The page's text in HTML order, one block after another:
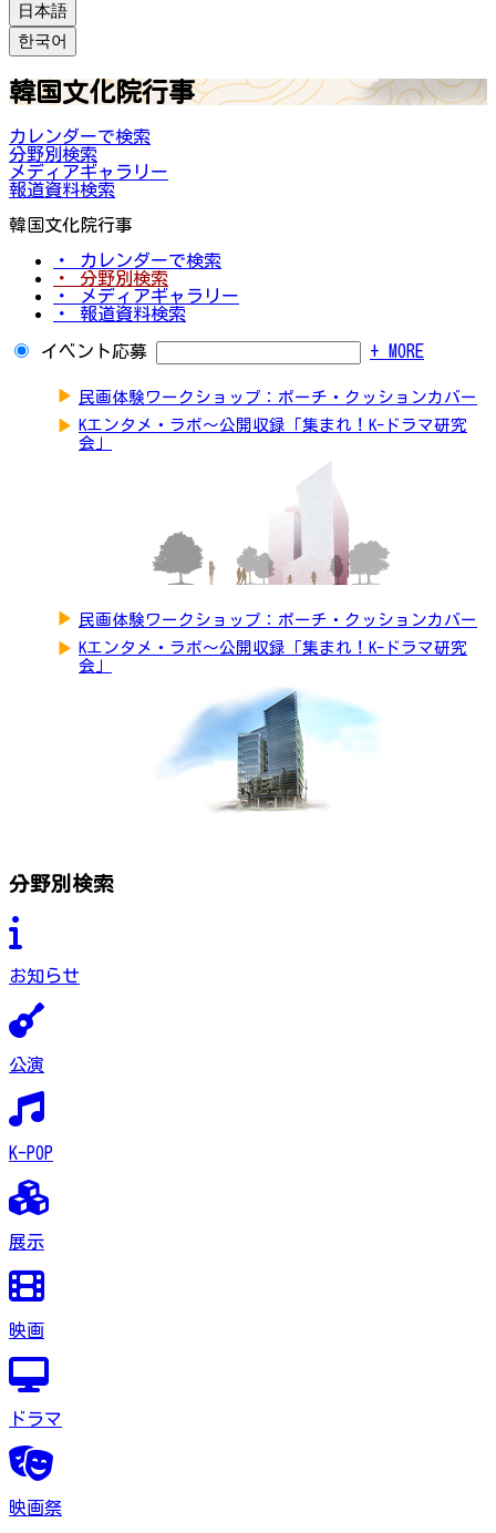
日本語
한국어
韓国文化院行事
カレンダーで検索
分野別検索
メディアギャラリー
報道資料検索
韓国文化院行事
・ カレンダーで検索
・ 分野別検索
・ メディアギャラリー
・ 報道資料検索
イベント応募 + MORE
▶ 民画体験ワークショップ：ポーチ・クッションカバー
▶ Kエンタメ・ラボ～公開収録「集まれ！K-ドラマ研究
会」
▶ 民画体験ワークショップ：ポーチ・クッションカバー
▶ Kエンタメ・ラボ～公開収録「集まれ！K-ドラマ研究
会」
分野別検索
お知らせ
公演
K-POP
展示
映画
ドラマ
映画祭